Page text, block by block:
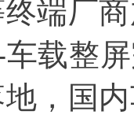
端厂
载整
，国